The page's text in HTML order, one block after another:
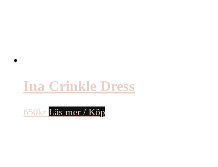
Ina Crinkle Dress
650kr Läs mer / Köp